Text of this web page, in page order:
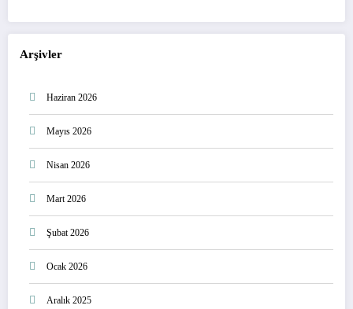
Arşivler
Haziran 2026
Mayıs 2026
Nisan 2026
Mart 2026
Şubat 2026
Ocak 2026
Aralık 2025